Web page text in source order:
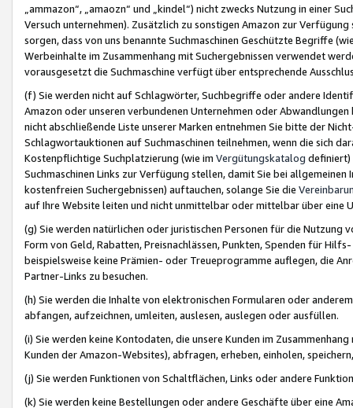
„ammazon“, „amaozn“ und „kindel“) nicht zwecks Nutzung in einer
Versuch unternehmen). Zusätzlich zu sonstigen Amazon zur
sorgen, dass von uns benannte Suchmaschinen Geschützte Begriffe
Werbeinhalte im Zusammenhang mit Suchergebnissen verwendet
vorausgesetzt die Suchmaschine verfügt über entsprechende
(f) Sie werden nicht auf Schlagwörter, Suchbegriffe oder andere
Amazon oder unseren verbundenen Unternehmen oder
nicht abschließende Liste unserer Marken entnehmen Sie bitte der
Schlagwortauktionen auf Suchmaschinen teilnehmen, wenn die sich
Kostenpflichtige Suchplatzierung (wie im Vergütungskatalog definiert)
Suchmaschinen Links zur Verfügung stellen, damit Sie bei
kostenfreien Suchergebnissen) auftauchen, solange Sie die
auf Ihre Website leiten und nicht unmittelbar oder mittelbar über eine
(g) Sie werden natürlichen oder juristischen Personen für die Nutzung
Form von Geld, Rabatten, Preisnachlässen, Punkten, Spenden für
beispielsweise keine Prämien- oder Treueprogramme auflegen, die
Partner-Links zu besuchen.
(h) Sie werden die Inhalte von elektronischen Formularen oder
abfangen, aufzeichnen, umleiten, auslesen, auslegen oder ausfüllen.
(i) Sie werden keine Kontodaten, die unsere Kunden im
Kunden der Amazon-Websites), abfragen, erheben, einholen,
(j) Sie werden Funktionen von Schaltflächen, Links oder andere
(k) Sie werden keine Bestellungen oder andere Geschäfte über eine